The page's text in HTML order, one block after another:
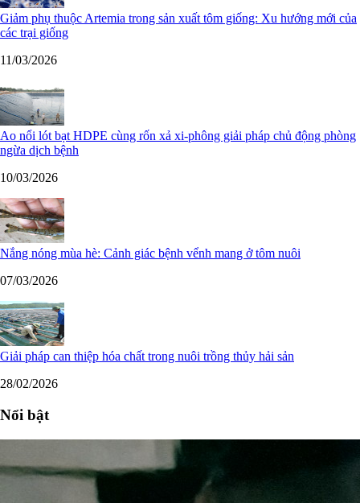
Giảm phụ thuộc Artemia trong sản xuất tôm giống: Xu hướng mới của
các trại giống
11/03/2026
Ao nổi lót bạt HDPE cùng rốn xả xi-phông giải pháp chủ động phòng
ngừa dịch bệnh
10/03/2026
Nắng nóng mùa hè: Cảnh giác bệnh vểnh mang ở tôm nuôi
07/03/2026
Giải pháp can thiệp hóa chất trong nuôi trồng thủy hải sản
28/02/2026
Nổi bật